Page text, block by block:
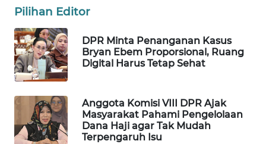
Pilihan Editor
DPR Minta Penanganan Kasus
Bryan Ebem Proporsional, Ruang
Digital Harus Tetap Sehat
Anggota Komisi VIII DPR Ajak
Masyarakat Pahami Pengelolaan
Dana Haji agar Tak Mudah
Terpengaruh Isu
INFRASTRUKTUR
WAHANA
KONSUMEN
WAHANA
LISTRIK
WAHANA
TRAVEL